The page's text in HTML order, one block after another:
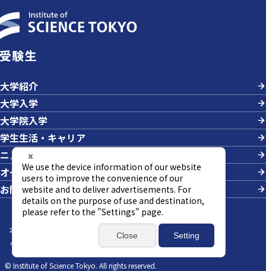
受験生
大学紹介
大学入学
大学院入学
学生生活・キャリア
ニュース＆イベント
オープンキャンパス・説明会
お問い合わせ
本サイトについて
個人情報の取り扱い
ウェブアクセシビリティ方針
© Institute of Science Tokyo. All rights reserved.